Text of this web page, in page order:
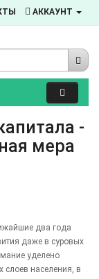
АККАУНТ
-
мера
два года
даже в суровых
уделено
населения, в